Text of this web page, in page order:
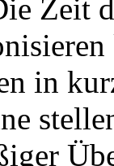
Zeit
in